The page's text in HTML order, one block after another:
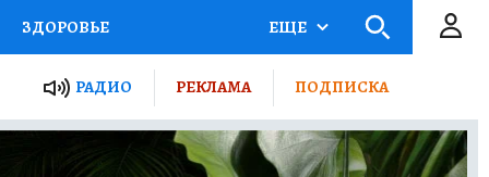
ЗДОРОВЬЕ
ПРОЕКТЫ РОССИИ
ПУТЕВОДИТЕЛЬ
ЕЩЕ
РАДИО РЕКЛАМА ПОДПИСКА